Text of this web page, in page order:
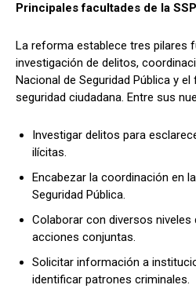
Principales facultades de la
La reforma establece tres pilares
investigación de delitos,
Nacional de Seguridad Pública y
seguridad ciudadana. Entre sus
Investigar delitos para
ilícitas.
Encabezar la coordinación en
Seguridad Pública.
Colaborar con diversos
acciones conjuntas.
Solicitar información a
identificar patrones criminales.